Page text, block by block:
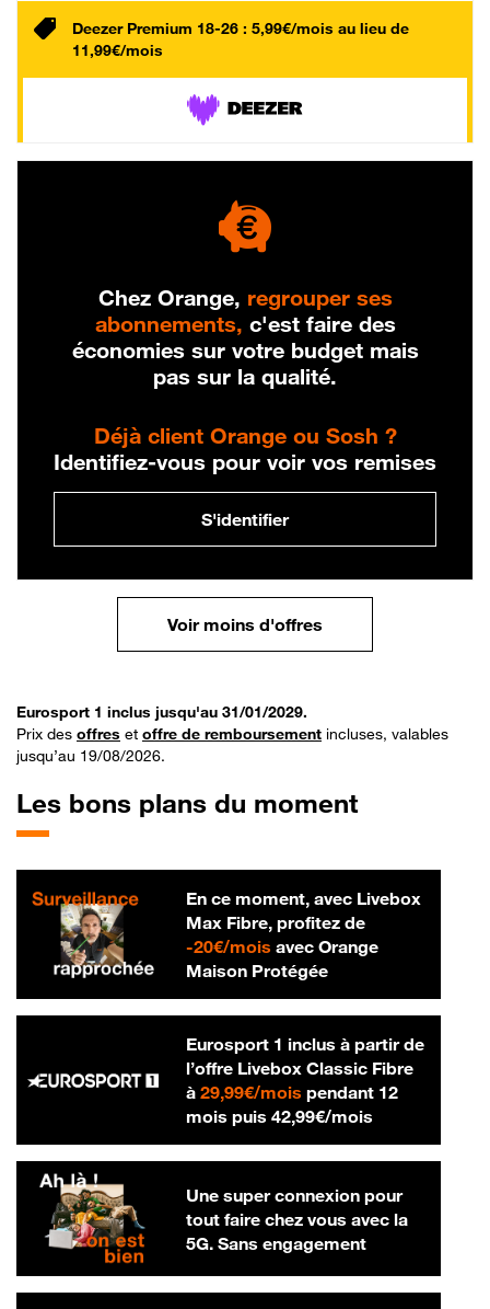
Deezer Premium 18-26 : 5,99€/mois au lieu de
11,99€/mois
Chez Orange, regrouper ses
abonnements, c'est faire des
économies sur votre budget mais
pas sur la qualité.
Déjà client Orange ou Sosh ?
Identifiez-vous pour voir vos remises
S'identifier
Voir moins d'offres
Eurosport 1 inclus jusqu'au 31/01/2029.
Prix des offres et offre de remboursement incluses, valables
jusqu’au 19/08/2026.
Les bons plans du moment
En ce moment, avec Livebox
Max Fibre, profitez de
-20€/mois20 € par mois
avec Orange
Maison Protégée
Eurosport 1 inclus à partir de
l’offre Livebox Classic Fibre
à 29,99€/mois29,99 € par mois
pendant 12
mois puis 42,99€/mois42,99 € par
Une super connexion pour
tout faire chez vous avec la
5G. Sans engagement